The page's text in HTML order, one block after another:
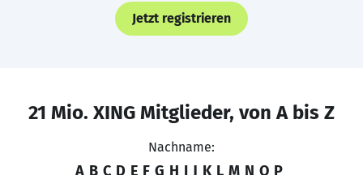
Jetzt registrieren
21 Mio. XING Mitglieder, von A bis Z
Nachname:
A B C D E F G H I J K L M N O P